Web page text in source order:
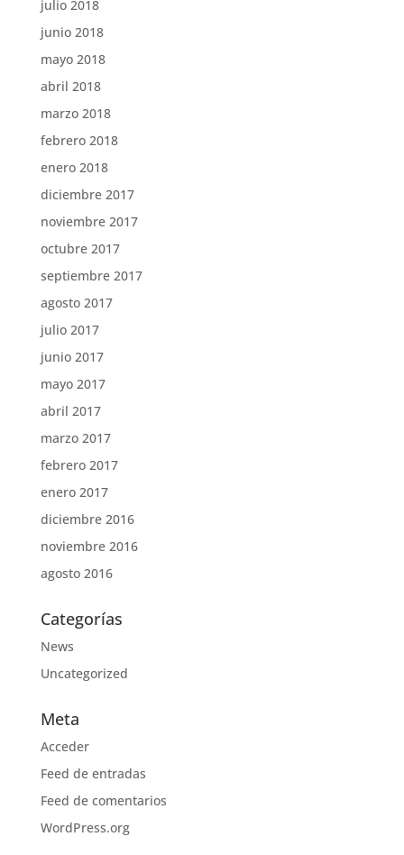
julio 2018
junio 2018
mayo 2018
abril 2018
marzo 2018
febrero 2018
enero 2018
diciembre 2017
noviembre 2017
octubre 2017
septiembre 2017
agosto 2017
julio 2017
junio 2017
mayo 2017
abril 2017
marzo 2017
febrero 2017
enero 2017
diciembre 2016
noviembre 2016
agosto 2016
Categorías
News
Uncategorized
Meta
Acceder
Feed de entradas
Feed de comentarios
WordPress.org